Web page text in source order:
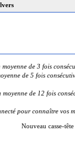
de 3 fois
de 5 fois
de 12 fois
pour connaître vos
Nouveau casse-tête